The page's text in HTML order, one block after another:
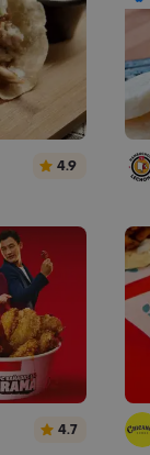
4.9
4.7